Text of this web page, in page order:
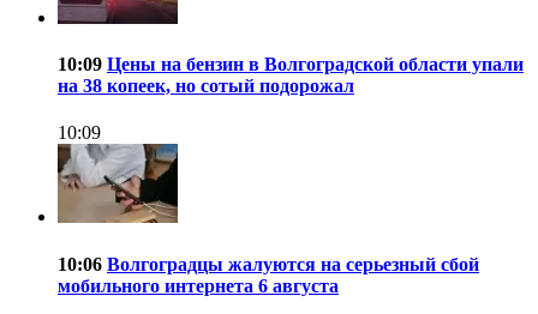
10:09 Цены на бензин в Волгоградской области упали
на 38 копеек, но сотый подорожал
10:09
10:06 Волгоградцы жалуются на серьезный сбой
мобильного интернета 6 августа